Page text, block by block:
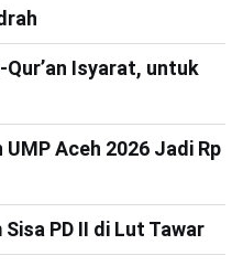
Isyarat, untuk
Aceh 2026 Jadi Rp
PD II di Lut Tawar